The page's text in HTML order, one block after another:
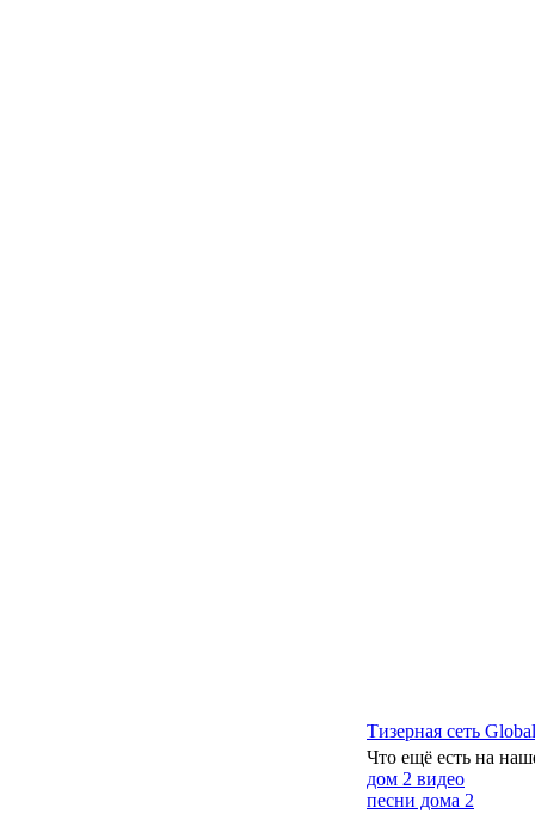
Тизерная сеть
Что ещё есть на
дом 2 видео
песни дома 2